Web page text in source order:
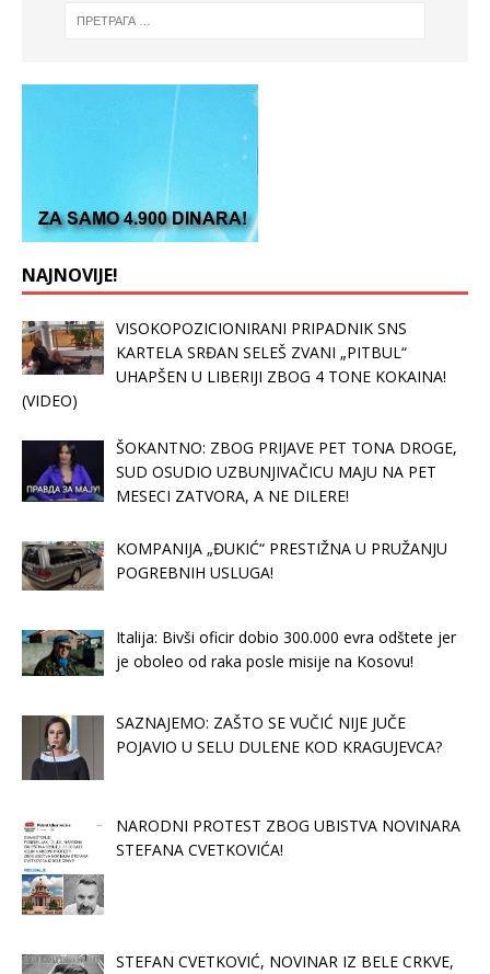
NAJNOVIJE!
VISOKOPOZICIONIRANI PRIPADNIK SNS
KARTELA SRĐAN SELEŠ ZVANI „PITBUL“
UHAPŠEN U LIBERIJI ZBOG 4 TONE KOKAINA!
(VIDEO)
ŠOKANTNO: ZBOG PRIJAVE PET TONA DROGE,
SUD OSUDIO UZBUNJIVAČICU MAJU NA PET
MESECI ZATVORA, A NE DILERE!
KOMPANIJA „ĐUKIĆ“ PRESTIŽNA U PRUŽANJU
POGREBNIH USLUGA!
Italija: Bivši oficir dobio 300.000 evra odštete jer
je oboleo od raka posle misije na Kosovu!
SAZNAJEMO: ZAŠTO SE VUČIĆ NIJE JUČE
POJAVIO U SELU DULENE KOD KRAGUJEVCA?
NARODNI PROTEST ZBOG UBISTVA NOVINARA
STEFANA CVETKOVIĆA!
STEFAN CVETKOVIĆ, NOVINAR IZ BELE CRKVE,